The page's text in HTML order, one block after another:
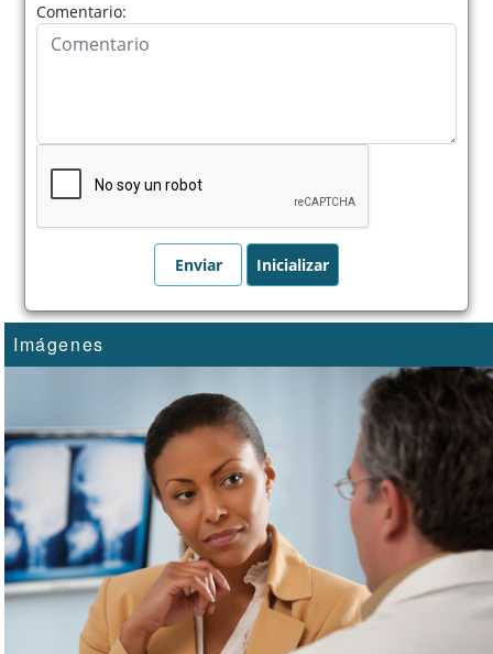
Comentario:
Imágenes